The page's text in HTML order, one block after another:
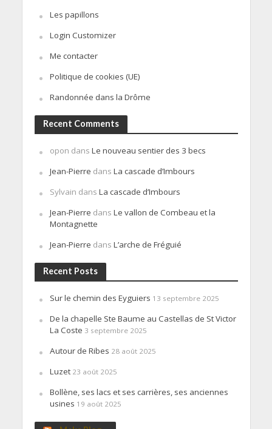
Les papillons
Login Customizer
Me contacter
Politique de cookies (UE)
Randonnée dans la Drôme
Recent Comments
opon dans Le nouveau sentier des 3 becs
Jean-Pierre dans La cascade d’Imbours
Sylvain dans La cascade d’Imbours
Jean-Pierre dans Le vallon de Combeau et la
Montagnette
Jean-Pierre dans L’arche de Fréguié
Recent Posts
Sur le chemin des Eyguiers 13 septembre 2025
De la chapelle Ste Baume au Castellas de St Victor
La Coste 3 septembre 2025
Autour de Ribes 28 août 2025
Luzet 23 août 2025
Bollène, ses lacs et ses carrières, ses anciennes
usines 19 août 2025